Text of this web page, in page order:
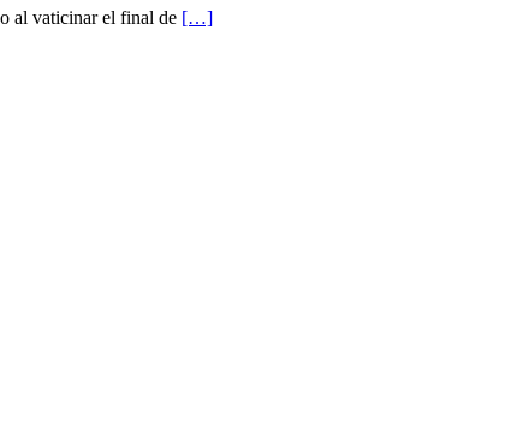
al vaticinar el final de […]